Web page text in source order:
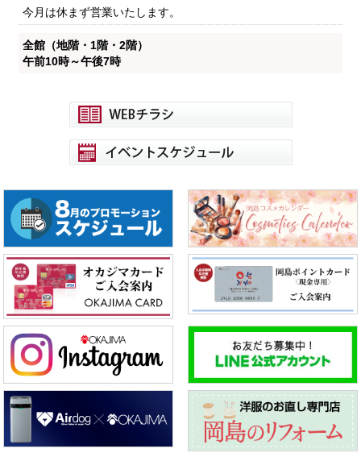
今月は休まず営業いたします。
全館（地階・1階・2階）
午前10時～午後7時